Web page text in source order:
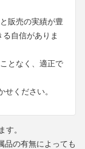
販売の実績が豊
自信がありま
となく、適正で
ください。
す。
品の有無によっても